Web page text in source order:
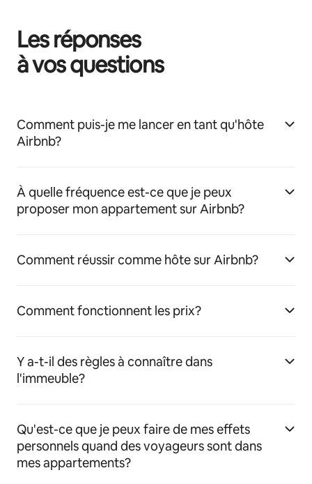
Les réponses
à vos questions
Comment puis-je me lancer en tant qu'hôte
Airbnb?
À quelle fréquence est-ce que je peux
proposer mon appartement sur Airbnb?
Comment réussir comme hôte sur Airbnb?
Comment fonctionnent les prix?
Y a-t-il des règles à connaître dans
l'immeuble?
Qu'est-ce que je peux faire de mes effets
personnels quand des voyageurs sont dans
mes appartements?